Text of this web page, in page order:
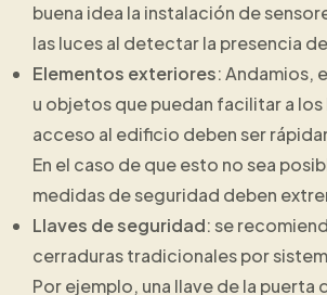
buena idea la instalación de
las luces al detectar la presencia
Elementos exteriores: Andamios,
u objetos que puedan facilitar a los
acceso al edificio deben ser
En el caso de que esto no sea
medidas de seguridad deben
Llaves de seguridad: se
cerraduras tradicionales por
Por ejemplo, una llave de la puerta